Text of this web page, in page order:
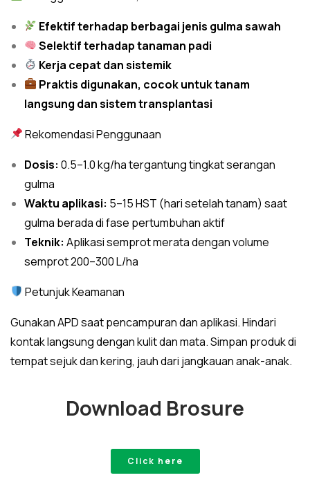
Efektif terhadap berbagai jenis gulma sawah
Selektif terhadap tanaman padi
Kerja cepat dan sistemik
Praktis digunakan, cocok untuk tanam
langsung dan sistem transplantasi
Rekomendasi Penggunaan
Dosis: 0.5–1.0 kg/ha tergantung tingkat serangan
gulma
Waktu aplikasi: 5–15 HST (hari setelah tanam) saat
gulma berada di fase pertumbuhan aktif
Teknik: Aplikasi semprot merata dengan volume
semprot 200–300 L/ha
Petunjuk Keamanan
Gunakan APD saat pencampuran dan aplikasi. Hindari
kontak langsung dengan kulit dan mata. Simpan produk di
tempat sejuk dan kering, jauh dari jangkauan anak-anak.
Download Brosure
Click here